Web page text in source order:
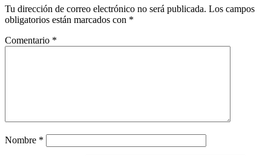
Tu dirección de correo electrónico no será publicada. Los campos
obligatorios están marcados con *
Comentario *
Nombre *